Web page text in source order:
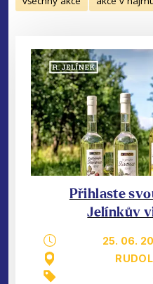
Přihlaste
Jelínkův
25. 06.